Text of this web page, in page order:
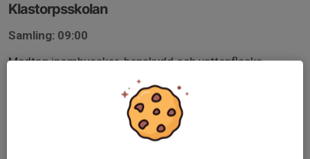
Klastorpsskolan
Samling: 09:00
Medtag inomhusskor, benskydd och vattenflaska.
Tofs/hårband rekommenderas till de med långt hår!